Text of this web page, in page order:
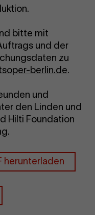
bitte mit
und der
zu
berlin.de.
und
den Linden und
Hilti Foundation
herunterladen